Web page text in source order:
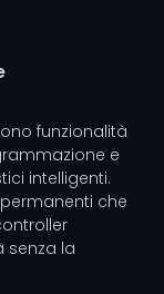
funzionalità
e
intelligenti.
che
senza la